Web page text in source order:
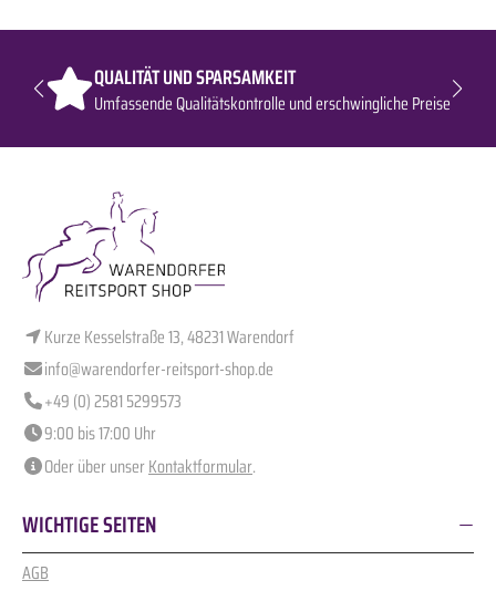
QUALITÄT UND SPARSAMKEIT
Umfassende Qualitätskontrolle und erschwingliche Preise
Kurze Kesselstraße 13, 48231 Warendorf
info@warendorfer-reitsport-shop.de
+49 (0) 2581 5299573
9:00 bis 17:00 Uhr
Oder über unserKontaktformular.
WICHTIGE SEITEN
AGB